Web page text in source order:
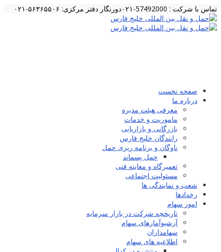
تماس با شرکت : 57492000-۰۲۱ دورنگار دفتر مرکزی: ۵۶۳۶۵۵۰۶-۰۲۱
صفحه نخست
درباره ما
معرفی هیئت مدیره
ماموریت و خدمات
بازرگانی و بازاریابی
رانندگان خلیج فارس
ناوگان و برنامه ریزی حمل
حمل پسماند
تعمیرگاه و معاینه فنی
مسئولیت اجتماعی
شعب و نمایندگی ها
رخدادها
امور سهام
تاریخچه شرکت در بازار سرمایه
آرشیوآمارهای سهام
سهامداران
اطلاعیه های سهام